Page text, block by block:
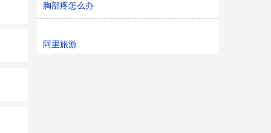
胸部疼怎么办
阿里旅游